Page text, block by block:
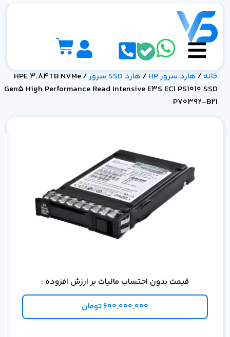
خانه / هارد سرور HP / هارد SSD سرور
/ HPE 3.84TB NVMe
Gen5 High Performance Read Intensive E3S EC1 PS1010 SSD
P70392-B21
قیمت بدون احتساب مالیات بر ارزش افزوده :
600,000,000 تومان